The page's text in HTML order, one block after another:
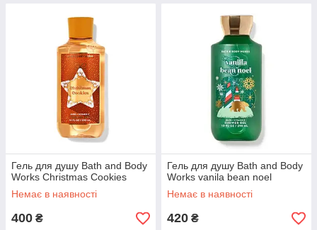
Гель для душу Bath and Body
Works Christmas Cookies
Немає в наявності
400 ₴
Гель для душу Bath and Body
Works vanila bean noel
Немає в наявності
420 ₴